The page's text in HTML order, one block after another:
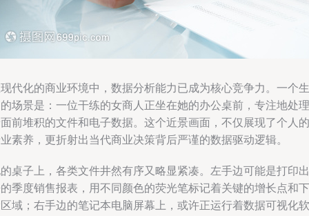
代化的商业环境中，数据分析能力已成为核心竞争力。一个生
场景是：一位干练的女商人正坐在她的办公桌前，专注地处理
前堆积的文件和电子数据。这个近景画面，不仅展现了个人的
素养，更折射出当代商业决策背后严谨的数据驱动逻辑。
桌子上，各类文件井然有序又略显紧凑。左手边可能是打印出
季度销售报表，用不同颜色的荧光笔标记着关键的增长点和下
域；右手边的笔记本电脑屏幕上，或许正运行着数据可视化软